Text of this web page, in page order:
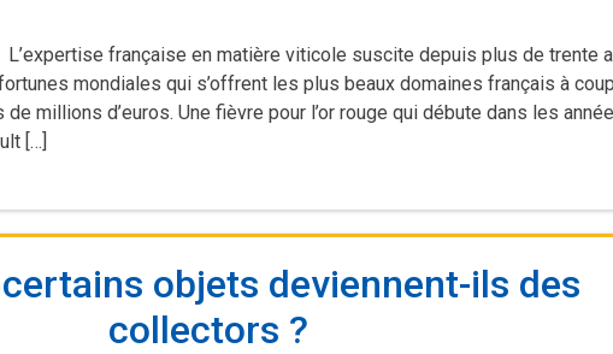
L’expertise française en matière viticole suscite depuis plus de trente
mondiales qui s’offrent les plus beaux domaines français à
millions d’euros. Une fièvre pour l’or rouge qui débute dans les
[…]
objets deviennent-ils des
collectors ?